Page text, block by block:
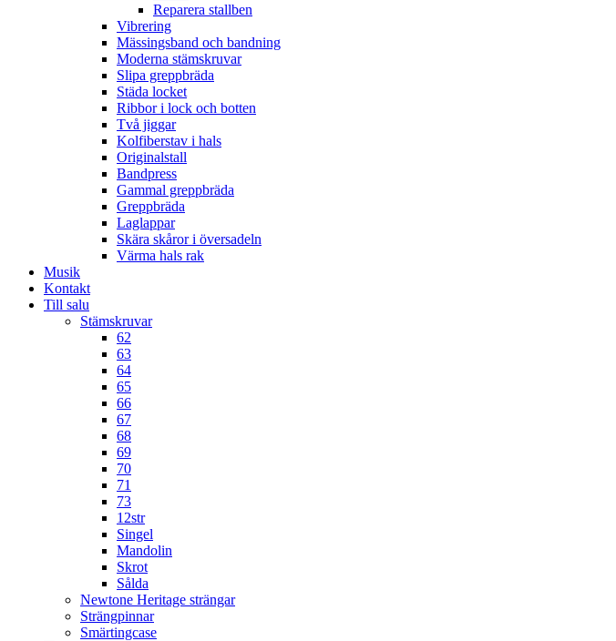
Reparera stallben
Vibrering
Mässingsband och bandning
Moderna stämskruvar
Slipa greppbräda
Städa locket
Ribbor i lock och botten
Två jiggar
Kolfiberstav i hals
Originalstall
Bandpress
Gammal greppbräda
Greppbräda
Laglappar
Skära skåror i översadeln
Värma hals rak
Musik
Kontakt
Till salu
Stämskruvar
62
63
64
65
66
67
68
69
70
71
73
12str
Singel
Mandolin
Skrot
Sålda
Newtone Heritage strängar
Strängpinnar
Smärtingcase